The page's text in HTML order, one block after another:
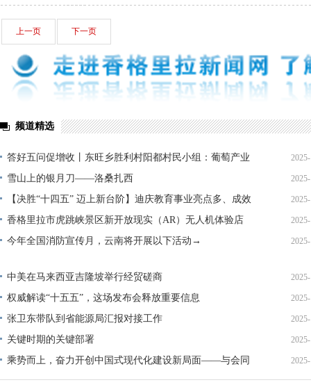
上一页 下一页
频道精选
答好五问促增收丨东旺乡胜利村阳都村民小组：葡萄产业
铺就“甜蜜”增收路
雪山上的银月刀——洛桑扎西
【决胜“十四五” 迈上新台阶】迪庆教育事业亮点多、成效
显——培根铸魂育桃李
香格里拉市虎跳峡景区新开放现实（AR）无人机体验店
今年全国消防宣传月，云南将开展以下活动→
中美在马来西亚吉隆坡举行经贸磋商
权威解读“十五五”，这场发布会释放重要信息
张卫东带队到省能源局汇报对接工作
关键时期的关键部署
乘势而上，奋力开创中国式现代化建设新局面——与会同
志谈贯彻落实党的二十届四中全会精神